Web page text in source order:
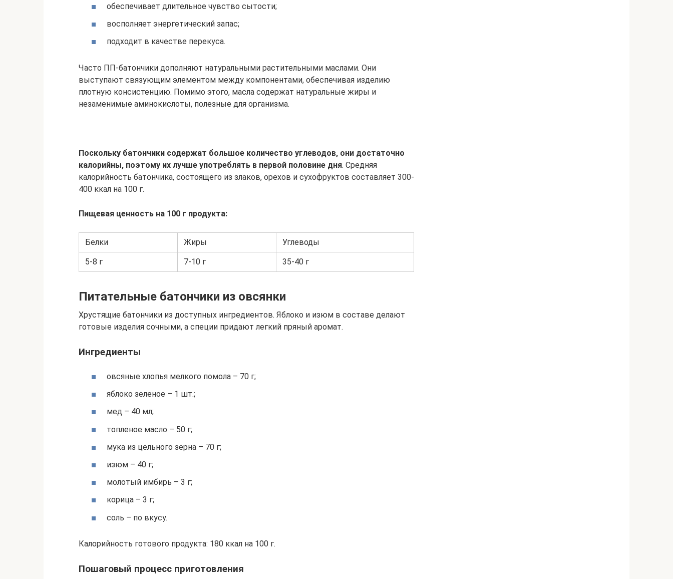
обеспечивает длительное чувство сытости;
восполняет энергетический запас;
подходит в качестве перекуса.
Часто ПП-батончики дополняют натуральными растительными маслами. Они
выступают связующим элементом между компонентами, обеспечивая изделию
плотную консистенцию. Помимо этого, масла содержат натуральные жиры и
незаменимые аминокислоты, полезные для организма.
Поскольку батончики содержат большое количество углеводов, они достаточно
калорийны, поэтому их лучше употреблять в первой половине дня. Средняя
калорийность батончика, состоящего из злаков, орехов и сухофруктов составляет 300-
400 ккал на 100 г.
Пищевая ценность на 100 г продукта:
Белки Жиры Углеводы
5-8 г 7-10 г 35-40 г
Питательные батончики из овсянки
Хрустящие батончики из доступных ингредиентов. Яблоко и изюм в составе делают
готовые изделия сочными, а специи придают легкий пряный аромат.
Ингредиенты
овсяные хлопья мелкого помола – 70 г;
яблоко зеленое – 1 шт.;
мед – 40 мл;
топленое масло – 50 г;
мука из цельного зерна – 70 г;
изюм – 40 г;
молотый имбирь – 3 г;
корица – 3 г;
соль – по вкусу.
Калорийность готового продукта: 180 ккал на 100 г.
Пошаговый процесс приготовления